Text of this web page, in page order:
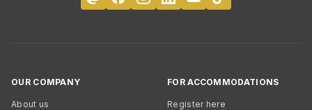
OUR COMPANY
About us
FOR ACCOMMODATIONS
Register here